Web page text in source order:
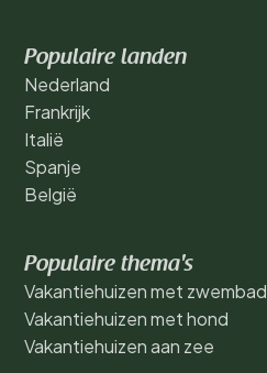
Populaire landen
Nederland
Frankrijk
Italië
Spanje
België
Populaire thema's
Vakantiehuizen met zwembad
Vakantiehuizen met hond
Vakantiehuizen aan zee